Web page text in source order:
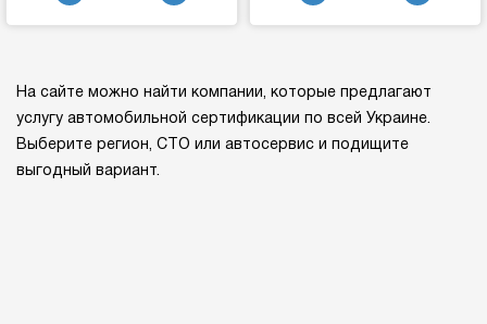
имеет опыт ра...
На сайте можно найти компании, которые предлагают
услугу автомобильной сертификации по всей Украине.
Выберите регион, СТО или автосервис и подищите
выгодный вариант.